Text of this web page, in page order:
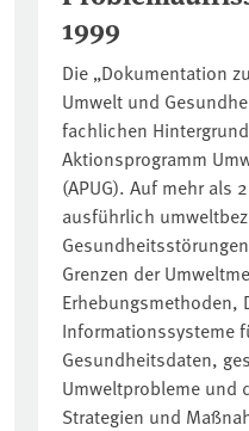
1999
Die „Dokumentation
Umwelt und
fachlichen
Aktionsprogramm
(APUG). Auf mehr als
ausführlich
Grenzen der
Erhebungsmethoden,
Informationssysteme
Gesundheitsdaten,
Umweltprobleme und
Strategien und